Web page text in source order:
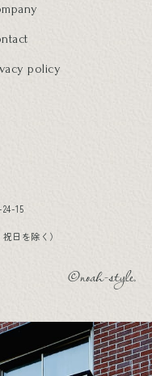
policy
15
日を除く）